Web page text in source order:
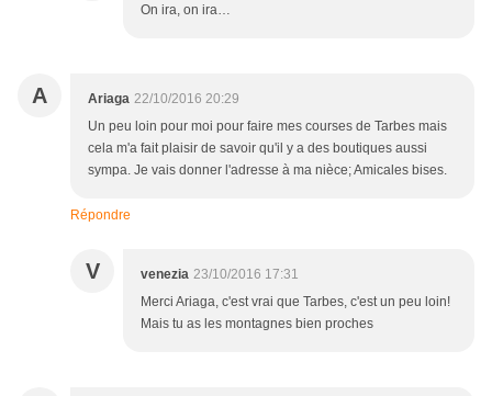
On ira, on ira…
A Ariaga 22/10/2016 20:29
Un peu loin pour moi pour faire mes courses de Tarbes mais
cela m'a fait plaisir de savoir qu'il y a des boutiques aussi
sympa. Je vais donner l'adresse à ma nièce; Amicales bises.
Répondre
V venezia 23/10/2016 17:31
Merci Ariaga, c'est vrai que Tarbes, c'est un peu loin!
Mais tu as les montagnes bien proches